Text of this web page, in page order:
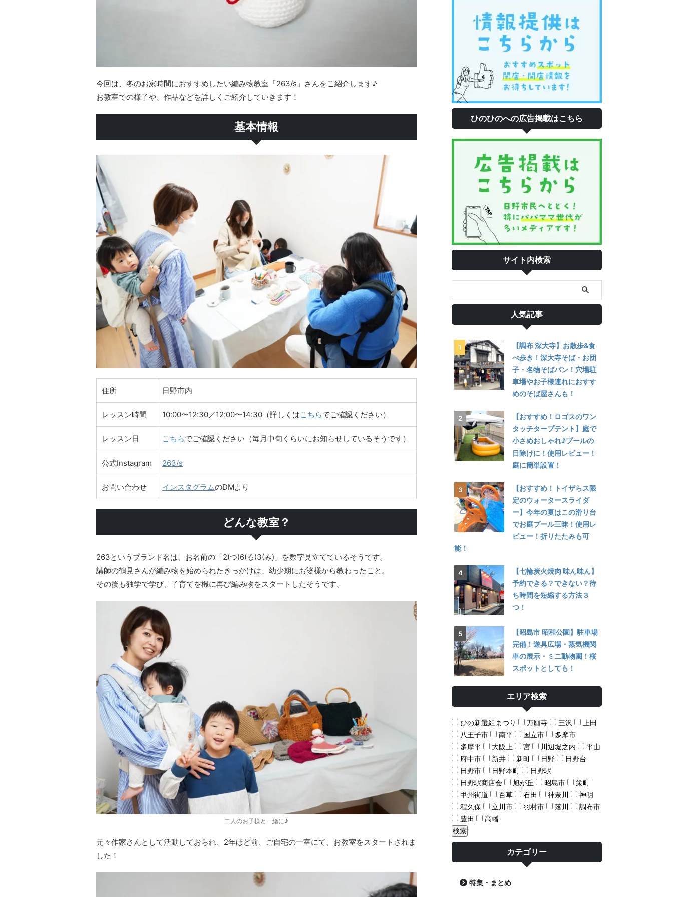
今回は、冬のお家時間におすすめしたい編み物教室「263/s」さんをご紹介します♪
お教室での様子や、作品などを詳しくご紹介していきます！
基本情報
住所 日野市内
レッスン時間 10:00〜12:30／12:00〜14:30（詳しくはこちらでご確認ください）
レッスン日 こちらでご確認ください（毎月中旬くらいにお知らせしているそうです）
公式Instagram 263/s
お問い合わせ インスタグラムのDMより
どんな教室？
263というブランド名は、お名前の「2(つ)6(る)3(み)」を数字見立てているそうです。
講師の鶴見さんが編み物を始められたきっかけは、幼少期にお婆様から教わったこと。
その後も独学で学び、子育てを機に再び編み物をスタートしたそうです。
二人のお子様と一緒に♪
元々作家さんとして活動しておられ、2年ほど前、ご自宅の一室にて、お教室をスタートされま
した！
ひのひのへの広告掲載はこちら
サイト内検索
人気記事
【調布 深大寺】お散歩&食
べ歩き！深大寺そば・お団
子・名物そばパン！穴場駐
車場やお子様連れにおすす
めのそば屋さんも！
【おすすめ！ロゴスのワン
タッチタープテント】庭で
小さめおしゃれ♪プールの
日除けに！使用レビュー！
庭に簡単設置！
【おすすめ！トイザらス限
定のウォータースライダ
ー】今年の夏はこの滑り台
でお庭プール三昧！使用レ
ビュー！折りたたみも可
能！
【七輪炭火焼肉 味ん味ん】
予約できる？できない？待
ち時間を短縮する方法３
つ！
【昭島市 昭和公園】駐車場
完備！遊具広場・蒸気機関
車の展示・ミニ動物園！桜
スポットとしても！
エリア検索
ひの新選組まつり 万願寺 三沢
上田
八王子市
南平 国立市
多摩市
多摩平
大阪上 宮 川辺堀之内
平山
府中市
新井 新町 日野
日野台
日野市
日野本町
日野駅
日野駅商店会
旭が丘 昭島市
栄町
甲州街道
百草 石田 神奈川
神明
程久保
立川市 羽村市 落川
調布市
豊田
高幡
カテゴリー
特集・まとめ